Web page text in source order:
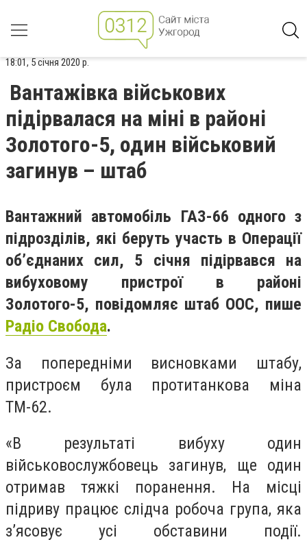
18:01, 5 січня 2020 р.
Вантажівка військових
підірвалася на міні в районі
Золотого-5, один військовий
загинув – штаб
Вантажний автомобіль ГАЗ-66 одного з
підрозділів, які беруть участь в Операції
об’єднаних сил, 5 січня підірвався на
вибуховому пристрої в районі
Золотого-5, повідомляє штаб ООС, пише
Радіо Свобода.
За попередніми висновками штабу,
пристроєм була протитанкова міна
ТМ-62.
«В результаті вибуху один
військовослужбовець загинув, ще один
отримав тяжкі поранення. На місці
підриву працює слідча робоча група, яка
з’ясовує усі обставини події.